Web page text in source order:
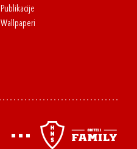
Publikacije
Wallpaperi